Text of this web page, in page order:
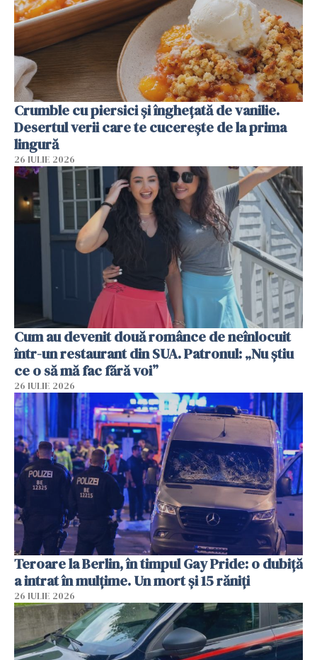
Crumble cu piersici și înghețată de vanilie.
Desertul verii care te cucerește de la prima
lingură
26 IULIE 2026
Cum au devenit două românce de neînlocuit
într-un restaurant din SUA. Patronul: „Nu știu
ce o să mă fac fără voi”
26 IULIE 2026
Teroare la Berlin, în timpul Gay Pride: o dubiță
a intrat în mulțime. Un mort și 15 răniți
26 IULIE 2026